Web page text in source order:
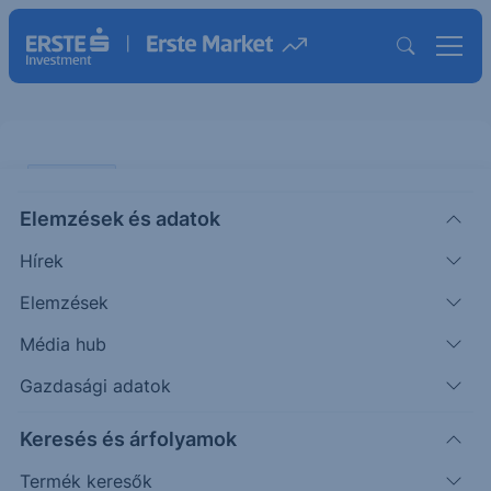
Elemzések és adatok
Hírek
Elemzések
Média hub
Gazdasági adatok
Keresés és árfolyamok
Termék keresők
dolgozóinak 10 százalékát, mintegy 17 ezer főt
bocsát el, és elhalasztja az első 777X típusú